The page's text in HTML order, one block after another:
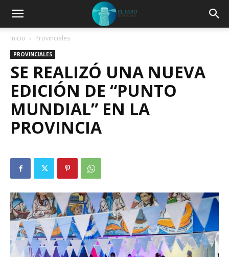
Inicio Provinciales
PROVINCIALES
SE REALIZÓ UNA NUEVA
EDICIÓN DE “PUNTO
MUNDIAL” EN LA
PROVINCIA